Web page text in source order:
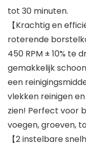
tot 30 minuten.
【Krachtig en
roterende
450 RPM ± 10% te
gemakkelijk
een
vlekken reinigen
zien! Perfect voor
voegen, groeven,
【2 instelbare